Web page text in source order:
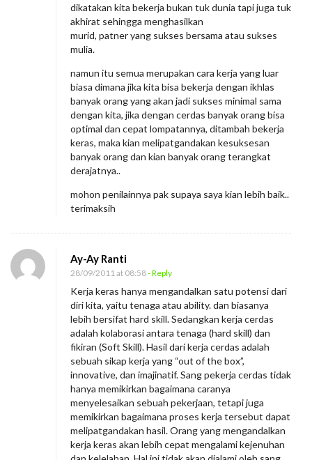
dikatakan kita bekerja bukan tuk dunia tapi juga tuk
akhirat sehingga menghasilkan
murid, patner yang sukses bersama atau sukses
mulia.
namun itu semua merupakan cara kerja yang luar
biasa dimana jika kita bisa bekerja dengan ikhlas
banyak orang yang akan jadi sukses minimal sama
dengan kita, jika dengan cerdas banyak orang bisa
optimal dan cepat lompatannya, ditambah bekerja
keras, maka kian melipatgandakan kesuksesan
banyak orang dan kian banyak orang terangkat
derajatnya..
mohon penilainnya pak supaya saya kian lebih baik..
terimaksih
Ay-Ay Ranti
28/09/2011 at 08:58- Reply
Kerja keras hanya mengandalkan satu potensi dari
diri kita, yaitu tenaga atau ability. dan biasanya
lebih bersifat hard skill. Sedangkan kerja cerdas
adalah kolaborasi antara tenaga (hard skill) dan
fikiran (Soft Skill). Hasil dari kerja cerdas adalah
sebuah sikap kerja yang “out of the box”,
innovative, dan imajinatif. Sang pekerja cerdas tidak
hanya memikirkan bagaimana caranya
menyelesaikan sebuah pekerjaan, tetapi juga
memikirkan bagaimana proses kerja tersebut dapat
melipatgandakan hasil. Orang yang mengandalkan
kerja keras akan lebih cepat mengalami kejenuhan